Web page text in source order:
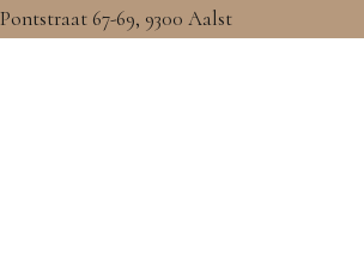
Pontstraat 67-69, 9300 Aalst